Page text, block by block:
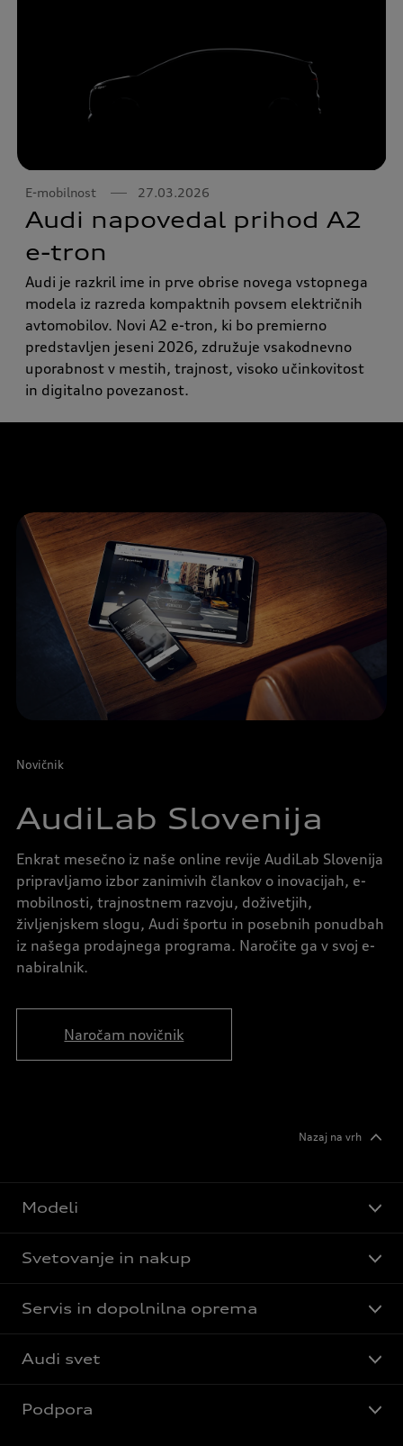
E-mobilnost 27.03.2026
Audi napovedal prihod A2
e-tron
Audi je razkril ime in prve obrise novega vstopnega
modela iz razreda kompaktnih povsem električnih
avtomobilov. Novi A2 e-tron, ki bo premierno
predstavljen jeseni 2026, združuje vsakodnevno
uporabnost v mestih, trajnost, visoko učinkovitost
in digitalno povezanost.
Novičnik
AudiLab Slovenija
Enkrat mesečno iz naše online revije AudiLab Slovenija
pripravljamo izbor zanimivih člankov o inovacijah, e-
mobilnosti, trajnostnem razvoju, doživetjih,
življenjskem slogu, Audi športu in posebnih ponudbah
iz našega prodajnega programa. Naročite ga v svoj e-
nabiralnik.
Naročam novičnik
Nazaj na vrh
Modeli
Svetovanje in nakup
Servis in dopolnilna oprema
Audi svet
Podpora